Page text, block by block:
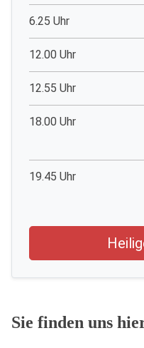
6.25 Uhr
12.00 Uhr
12.55 Uhr
18.00 Uhr
19.45 Uhr
Sie finden uns